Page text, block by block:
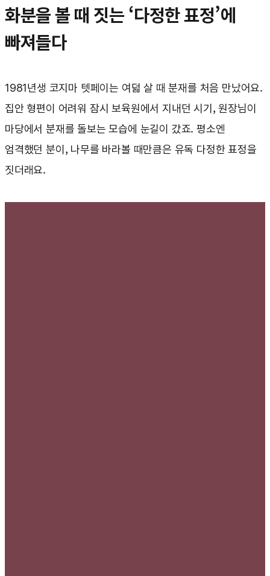
화분을 볼 때 짓는 ‘다정한 표정’에
빠져들다
1981년생 코지마 텟페이는 여덟 살 때 분재를 처음 만났어요.
집안 형편이 어려워 잠시 보육원에서 지내던 시기, 원장님이
마당에서 분재를 돌보는 모습에 눈길이 갔죠. 평소엔
엄격했던 분이, 나무를 바라볼 때만큼은 유독 다정한 표정을
짓더래요.